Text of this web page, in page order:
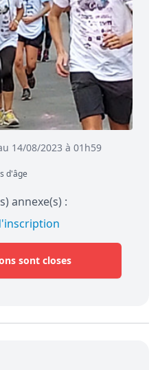
14/08/2023 à 01h59
d'âge
annexe(s) :
sont closes